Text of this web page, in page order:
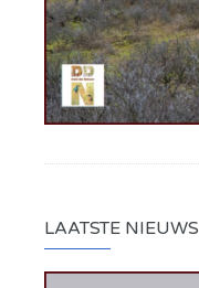
LAATSTE NIEUWS